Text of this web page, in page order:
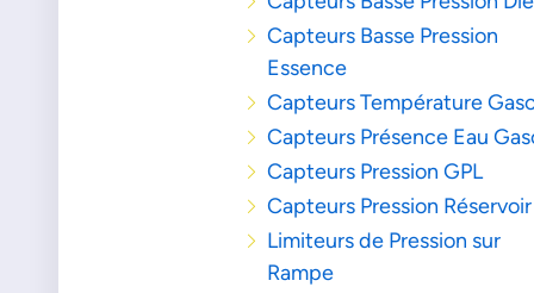
Capteurs Basse Pression
Essence
Capteurs Température
Capteurs Présence Eau
Capteurs Pression GPL
Capteurs Pression Réservoir
Limiteurs de Pression sur
Rampe